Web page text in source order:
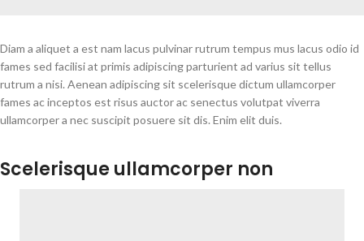
Diam a aliquet a est nam lacus pulvinar rutrum tempus mus lacus odio id
fames sed facilisi at primis adipiscing parturient ad varius sit tellus
rutrum a nisi. Aenean adipiscing sit scelerisque dictum ullamcorper
fames ac inceptos est risus auctor ac senectus volutpat viverra
ullamcorper a nec suscipit posuere sit dis. Enim elit duis.
Scelerisque ullamcorper non